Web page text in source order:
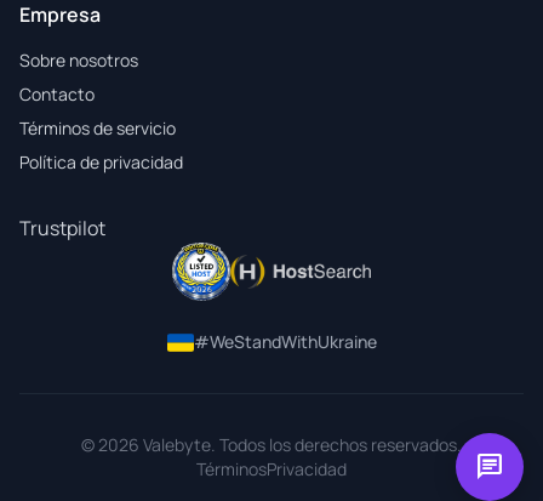
Empresa
Sobre nosotros
Contacto
Términos de servicio
Política de privacidad
Trustpilot
#WeStandWithUkraine
© 2026 Valebyte. Todos los derechos reservados.
TérminosPrivacidad chat